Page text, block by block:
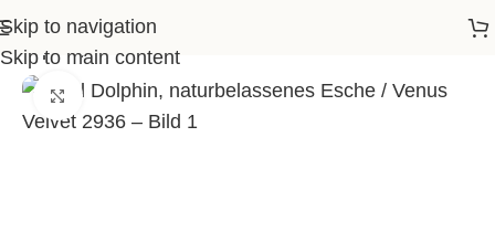
Skip to navigation
Skip to main content
Dolphin, naturbelassenes Esche / Venus Velvet 2936
Klick zum Vergrößern